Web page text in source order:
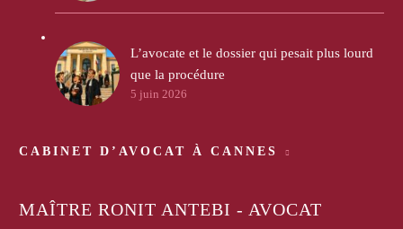
L’avocate et le dossier qui pesait plus lourd
que la procédure
5 juin 2026
CABINET D’AVOCAT À CANNES
MAÎTRE RONIT ANTEBI - AVOCAT